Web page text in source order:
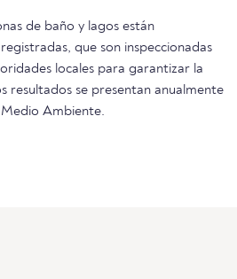
de baño y lagos están
que son inspeccionadas
locales para garantizar la
resultados se presentan anualmente
Ambiente.